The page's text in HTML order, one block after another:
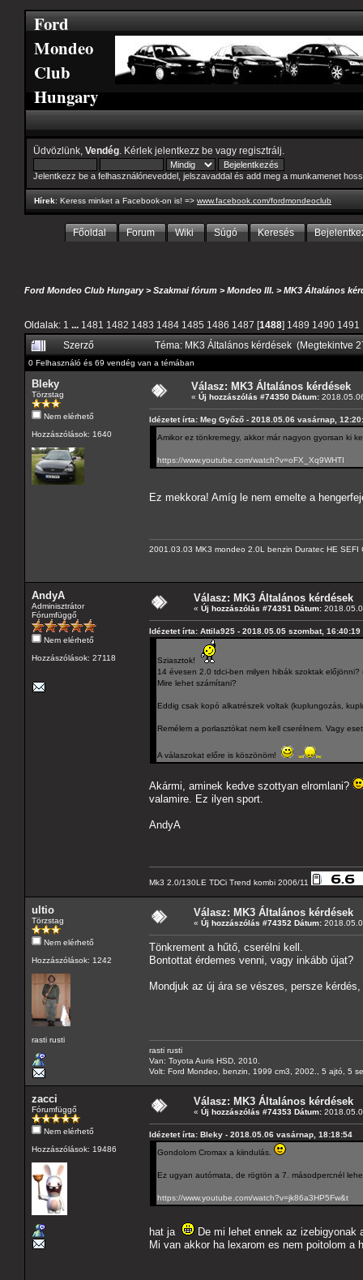
Ford
Mondeo
Club
Hungary
Üdvözlünk, Vendég . Kérlek jelentkezz be vagy regisztrálj
Jelentkezz be a felhasználóneveddel, jelszavaddal és add meg a munkamenet
Hírek: Keress minket a Facebook-on is! => www.facebook.com/fordmondeoclub
Főoldal Forum Wiki Súgó Keresés
Ford Mondeo Club Hungary>Szakmai fórum >Mondeo III. >MK3 Általános
Oldalak: 1 ... 1481 1482 1483 1484 1485 1486 1487 [1488] 1489 1490 1491
Szerző
Téma: MK3 Általános kérdések (Megtekintve
0 Felhasználó és 69 vendég van a témában
Bleky
Törzstag
Nem elérhető
Hozzászólások: 1640
Válasz: MK3 Általános kérdések
« Új hozzászólás #74350 Dátum:
Idézetet írta: Meg Győző - 2018.05.06 vasárnap,
Amikor ez tönkremegy, akkor már nagyon gyorsan ki
https://www.youtube.com/watch?v=oFX_Xq9WHTI
Ez mekkora! Amíg le nem emelte a
2001.03.03 MK3 mondeo 2.0L benzin Duratec HE
AndyA
Adminisztrátor
Fórumfüggő
Nem elérhető
Hozzászólások: 27118
Válasz: MK3 Általános kérdések
« Új hozzászólás #74351 Dátum:
Idézetet írta: Attila925 - 2018.05.05 szombat, 16:40:19
Sziasztok!
14 évesen 2.0 tdci-ben milyen hibák szoktak
Mire lehet számítani?
Eddig csak kopó alkatrészek voltak (kuplungozás,
Remélem a porlasztókat nem kell cserélnem. Vagy
A válaszokat előre is köszönöm!
Akármi, aminek kedve szottyan elromlani?
valamire. Ez ilyen sport.
AndyA
Mk3 2.0/130LE TDCi Trend kombi 2006/11
ultio
Törzstag
Nem elérhető
Hozzászólások: 1242
rasti rusti
Válasz: MK3 Általános kérdések
« Új hozzászólás #74352 Dátum:
Tönkrement a hűtő, cserélni kell.
Bontottat érdemes venni, vagy inkább újat?
Mondjuk az új ára se vészes, persze
rasti rusti
Van: Toyota Auris HSD, 2010.
Volt: Ford Mondeo, benzin, 1999 cm3, 2002., 5 ajtó, 5
zacci
Fórumfüggő
Nem elérhető
Hozzászólások: 19486
Válasz: MK3 Általános kérdések
« Új hozzászólás #74353 Dátum:
Idézetet írta: Bleky - 2018.05.06 vasárnap, 18:18:54
Gondolom Cromax a kiindulás.
Ez ugyan autómata, de rögtön a 7. másodpercnél
https://www.youtube.com/watch?v=jk86a3HP5Fw&t
hat ja
De mi lehet ennek az
Mi van akkor ha lexarom es nem poitolom a